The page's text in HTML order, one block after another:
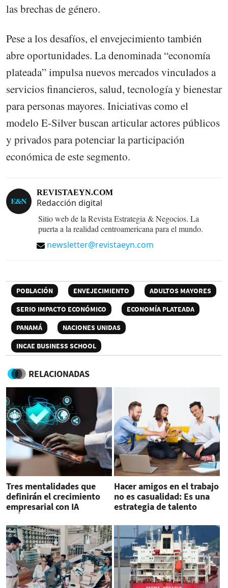
las brechas de género.
Pese a los desafíos, el envejecimiento también
abre oportunidades. La denominada “economía
plateada” impulsa nuevos mercados vinculados a
servicios financieros, salud, tecnología y bienestar
para personas mayores. Iniciativas como el
modelo E-Silver buscan articular actores públicos
y privados para potenciar la participación
económica de este segmento.
REVISTAEYN.COM
Redacción digital
Sitio web de la Revista Estrategia & Negocios. La
puerta a la realidad centroamericana para el mundo.
newsletter@revistaeyn.com
POBLACIÓN ENVEJECIMIENTO
ADULTOS MAYORES
SERIO IMPACTO ECONÓMICO
ECONOMÍA PLATEADA
PANAMÁ
NACIONES UNIDAS
INCAE BUSINESS SCHOOL
RELACIONADAS
Tres mentalidades que
definirán el crecimiento
empresarial con IA
agéntica
Hacer amigos en el trabajo
no es casualidad: Es una
estrategia de talento